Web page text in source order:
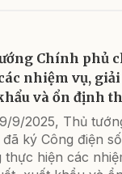
Chính phủ
nhiệm vụ,
và ổn định
9/2025, Thủ
ký Công điện
thực hiện các